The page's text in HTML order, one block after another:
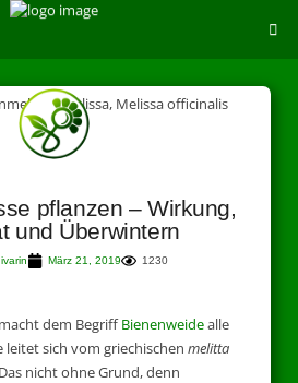
pflanzen – Wirkung,
und Überwintern
März 21, 2019 1230
macht dem BegriffBienenweidealle
leitet sich vom griechischen melitta
nicht ohne Grund, denn